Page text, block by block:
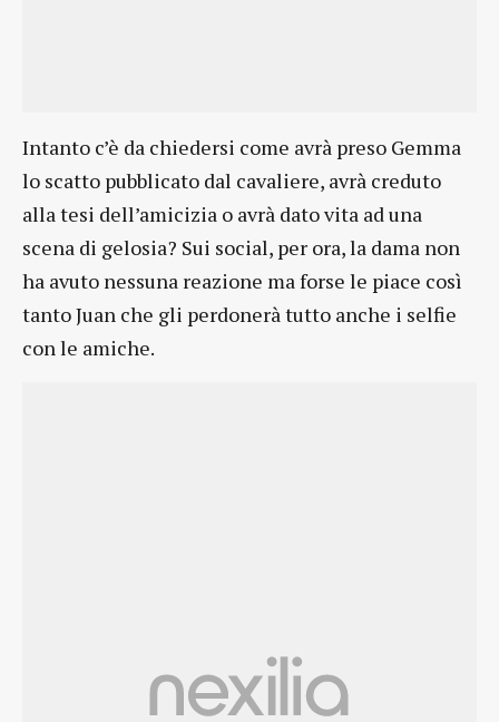
Intanto c’è da chiedersi come avrà preso Gemma
lo scatto pubblicato dal cavaliere, avrà creduto
alla tesi dell’amicizia o avrà dato vita ad una
scena di gelosia? Sui social, per ora, la dama non
ha avuto nessuna reazione ma forse le piace così
tanto Juan che gli perdonerà tutto anche i selfie
con le amiche.